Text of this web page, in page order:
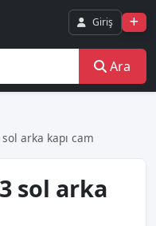
Giriş
Ara
arka kapı cam
sol arka